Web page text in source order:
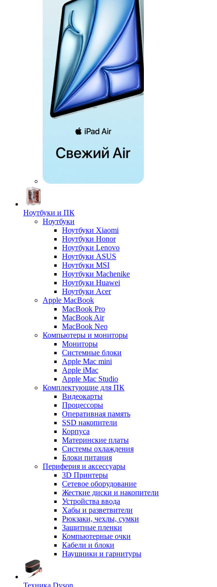
Ноутбуки и ПК
Ноутбуки
Ноутбуки Xiaomi
Ноутбуки Honor
Ноутбуки Lenovo
Ноутбуки ASUS
Ноутбуки MSI
Ноутбуки Machenike
Ноутбуки Huawei
Ноутбуки Acer
Apple MacBook
MacBook Pro
MacBook Air
MacBook Neo
Компьютеры и мониторы
Мониторы
Системные блоки
Apple Mac mini
Apple iMac
Apple Mac Studio
Комплектующие для ПК
Видеокарты
Процессоры
Оперативная память
SSD накопители
Корпуса
Материнские платы
Системы охлаждения
Блоки питания
Периферия и аксессуары
3D Принтеры
Сетевое оборудование
Жесткие диски и накопители
Устройства ввода
Хабы и разветвители
Рюкзаки, чехлы, сумки
Защитные пленки
Компьютерные очки
Кабели и блоки
Наушники и гарнитуры
Техника Dyson